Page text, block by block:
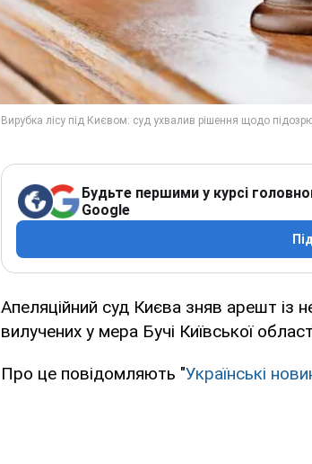
Будьте першими у курсі
Google
Апеляційний суд Києва зняв арешт із
вилучених у мера Бучі Київської
Про це повідомляють "Українські